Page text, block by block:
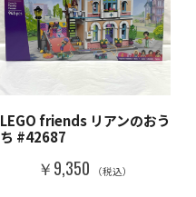
LEGO friends リアンのおう
ち #42687
￥9,350 （税込）